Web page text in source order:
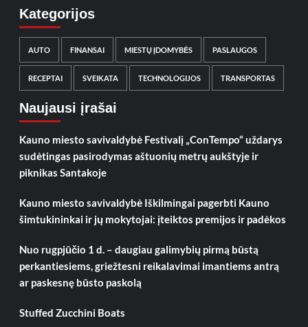
Kategorijos
AUTO FINANSAI MIESTŲ ĮDOMYBĖS PASLAUGOS
RECEPTAI SVEIKATA TECHNOLOGIJOS TRANSPORTAS
Naujausi įrašai
Kauno miesto savivaldybė Festivalį „ConTempo“ uždarys
sudėtingas pasirodymas aštuonių metrų aukštyje ir
piknikas Santakoje
Kauno miesto savivaldybė Iškilmingai pagerbti Kauno
šimtukininkai ir jų mokytojai: įteiktos premijos ir padėkos
Nuo rugpjūčio 1 d. – daugiau galimybių pirmą būstą
perkantiesiems, griežtesni reikalavimai imantiems antrą
ar paskesnę būsto paskolą
Stuffed Zucchini Boats